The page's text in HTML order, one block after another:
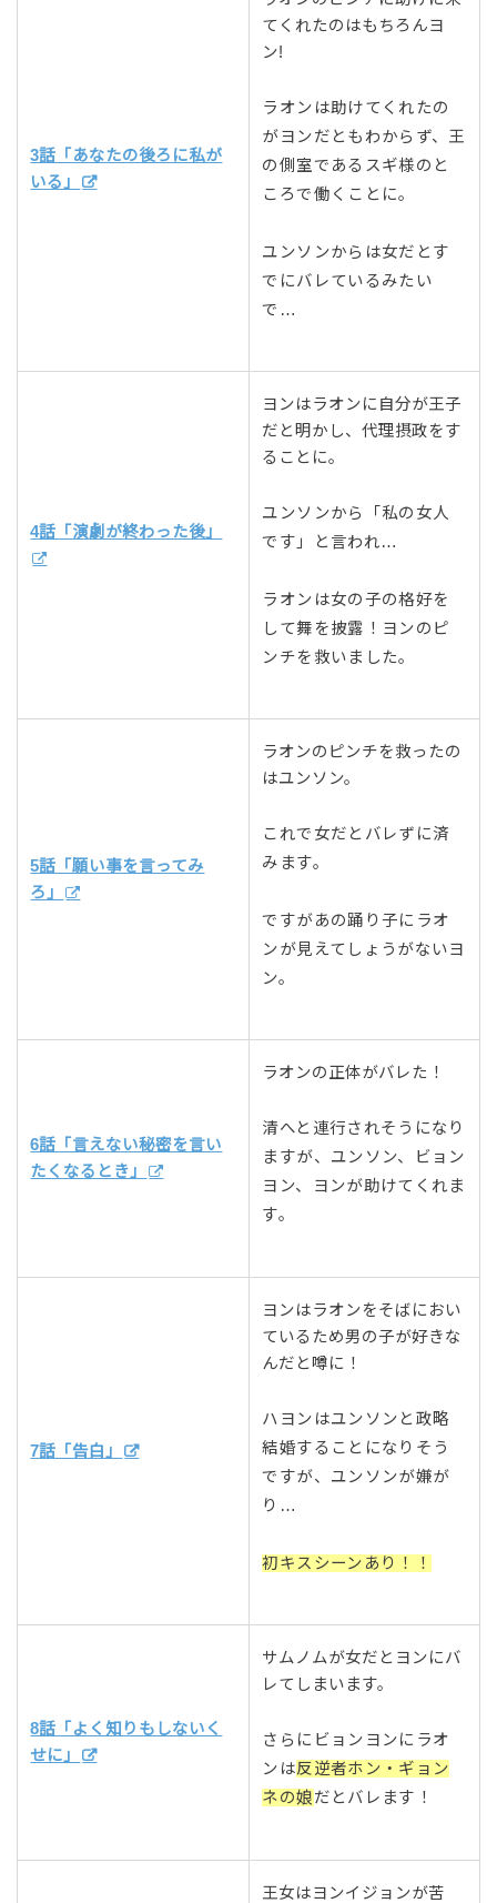
3話「あなたの後ろに私が
いる」
てくれたのはもちろんヨ
ン!
ラオンは助けてくれたの
がヨンだともわからず、王
の側室であるスギ様のと
ころで働くことに。
ユンソンからは女だとす
でにバレているみたい
で…
4話「演劇が終わった後」
ヨンはラオンに自分が王子
だと明かし、代理摂政をす
ることに。
ユンソンから「私の女人
です」と言われ…
ラオンは女の子の格好を
して舞を披露！ヨンのピ
ンチを救いました。
5話「願い事を言ってみ
ろ」
ラオンのピンチを救ったの
はユンソン。
これで女だとバレずに済
みます。
ですがあの踊り子にラオ
ンが見えてしょうがないヨ
ン。
6話「言えない秘密を言い
たくなるとき」
ラオンの正体がバレた！
清へと連行されそうになり
ますが、ユンソン、ビョン
ヨン、ヨンが助けてくれま
す。
7話「告白」
ヨンはラオンをそばにおい
ているため男の子が好きな
んだと噂に！
ハヨンはユンソンと政略
結婚することになりそう
ですが、ユンソンが嫌が
り…
初キスシーンあり！！
8話「よく知りもしないく
せに」
サムノムが女だとヨンにバ
レてしまいます。
さらにビョンヨンにラオ
ンは反逆者ホン・ギョン
ネの娘だとバレます！
王女はヨンイジョンが苦